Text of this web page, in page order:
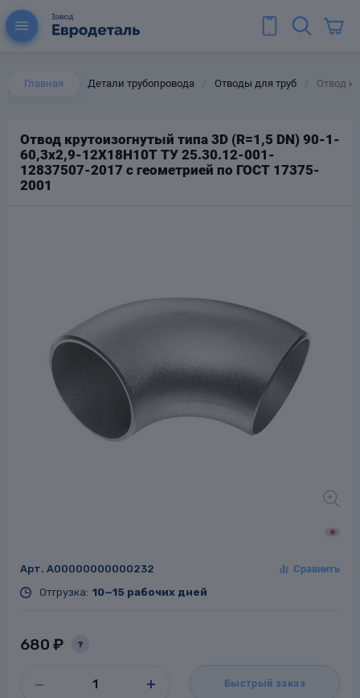
Главная Детали трубопровода Отводы для труб Отвод
Отвод крутоизогнутый типа 3D (R=1,5 DN) 90-1-
60,3х2,9-12Х18Н10Т ТУ 25.30.12-001-
12837507-2017 с геометрией по ГОСТ 17375-
2001
Арт. A00000000000232
Отгрузка: 10—15 рабочих дней
680 ₽ ?
Быстрый заказ
для труб
Колена для труб
Тройники стальные